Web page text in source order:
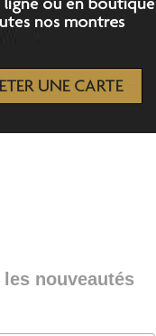
les nouveautés